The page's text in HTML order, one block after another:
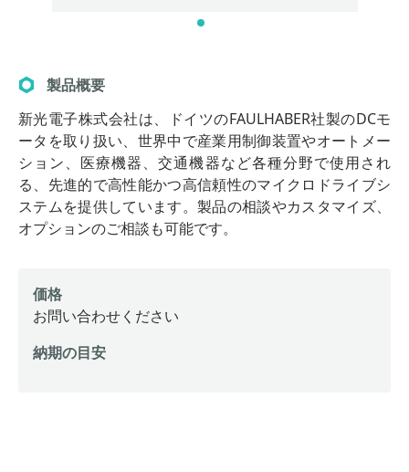
製品概要
新光電子株式会社は、ドイツのFAULHABER社製のDCモ
ータを取り扱い、世界中で産業用制御装置やオートメー
ション、医療機器、交通機器など各種分野で使用され
る、先進的で高性能かつ高信頼性のマイクロドライブシ
ステムを提供しています。製品の相談やカスタマイズ、
オプションのご相談も可能です。
価格
お問い合わせください
納期の目安